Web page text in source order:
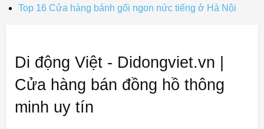
Top 16 Cửa hàng bánh gối ngon nức tiếng ở Hà Nội
Di động Việt - Didongviet.vn |
Cửa hàng bán đồng hồ thông
minh uy tín